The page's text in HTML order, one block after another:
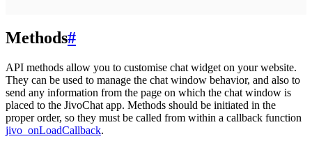
Methods#
API methods allow you to customise chat widget on your website.
They can be used to manage the chat window behavior, and also to
send any information from the page on which the chat window is
placed to the JivoChat app. Methods should be initiated in the
proper order, so they must be called from within a callback function
jivo_onLoadCallback.